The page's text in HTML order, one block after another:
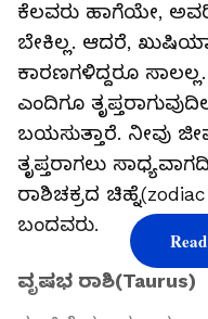
ಕೆಲವರು ಹಾಗೆಯೇ,
ಬೇಕಿಲ್ಲ. ಆದರೆ,
ಕಾರಣಗಳಿದ್ದರೂ
ಎಂದಿಗೂ
ಬಯಸುತ್ತಾರೆ. ನೀವು
ತೃಪ್ತರಾಗಲು
ರಾಶಿಚಕ್ರದ
ಬಂದವರು.
ವೃಷಭ ರಾಶಿ(Taurus)